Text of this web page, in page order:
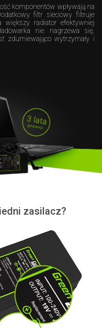
komponentów wpływają na
filtr sieciowy filtruje
większy radiator efektywniej
nie nagrzewa się.
zdumiewająco wytrzymały i
zasilacz?